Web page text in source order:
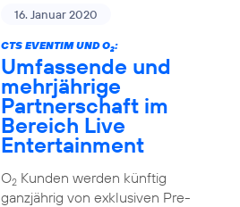
16. Januar 2020
CTS EVENTIM UND O2:
Umfassende und
mehrjährige
Partnerschaft im
Bereich Live
Entertainment
O2Kunden werden künftig
ganzjährig von exklusiven Pre-